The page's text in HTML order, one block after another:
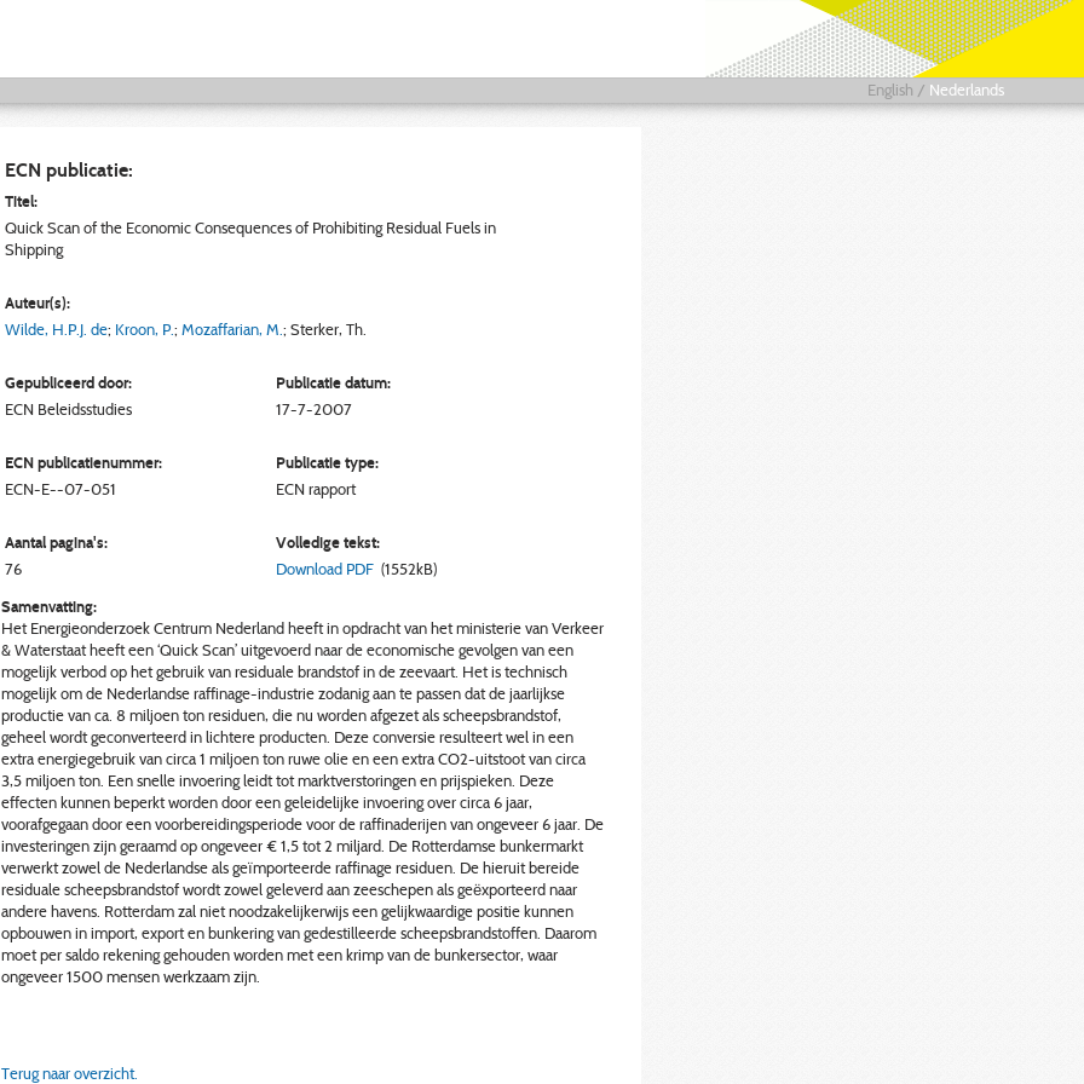
English / Nederlands
ECN publicatie:
Titel:
Quick Scan of the Economic Consequences of Prohibiting Residual Fuels in
Shipping
Auteur(s):
Wilde, H.P.J. de; Kroon, P.; Mozaffarian, M. ; Sterker, Th.
Gepubliceerd door:
Publicatie datum:
ECN Beleidsstudies 17-7-2007
ECN publicatienummer:
Publicatie type:
ECN-E--07-051
ECN rapport
Aantal pagina's:
Volledige tekst:
76
Download PDF (1552kB)
Samenvatting:
Het Energieonderzoek Centrum Nederland heeft in opdracht van het ministerie van Verkeer
& Waterstaat heeft een ‘Quick Scan’ uitgevoerd naar de economische gevolgen van een
mogelijk verbod op het gebruik van residuale brandstof in de zeevaart. Het is technisch
mogelijk om de Nederlandse raffinage-industrie zodanig aan te passen dat de jaarlijkse
productie van ca. 8 miljoen ton residuen, die nu worden afgezet als scheepsbrandstof,
geheel wordt geconverteerd in lichtere producten. Deze conversie resulteert wel in een
extra energiegebruik van circa 1 miljoen ton ruwe olie en een extra CO2-uitstoot van circa
3,5 miljoen ton. Een snelle invoering leidt tot marktverstoringen en prijspieken. Deze
effecten kunnen beperkt worden door een geleidelijke invoering over circa 6 jaar,
voorafgegaan door een voorbereidingsperiode voor de raffinaderijen van ongeveer 6 jaar. De
investeringen zijn geraamd op ongeveer € 1,5 tot 2 miljard. De Rotterdamse bunkermarkt
verwerkt zowel de Nederlandse als geïmporteerde raffinage residuen. De hieruit bereide
residuale scheepsbrandstof wordt zowel geleverd aan zeeschepen als geëxporteerd naar
andere havens. Rotterdam zal niet noodzakelijkerwijs een gelijkwaardige positie kunnen
opbouwen in import, export en bunkering van gedestilleerde scheepsbrandstoffen. Daarom
moet per saldo rekening gehouden worden met een krimp van de bunkersector, waar
ongeveer 1500 mensen werkzaam zijn.
Terug naar overzicht.